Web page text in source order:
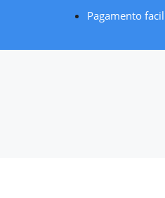
Pagamento